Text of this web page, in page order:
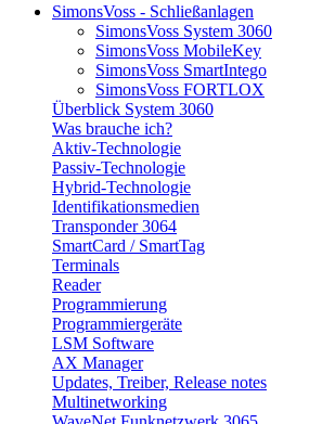
SimonsVoss - Schließanlagen
SimonsVoss System 3060
SimonsVoss MobileKey
SimonsVoss SmartIntego
SimonsVoss FORTLOX
Überblick System 3060
Was brauche ich?
Aktiv-Technologie
Passiv-Technologie
Hybrid-Technologie
Identifikationsmedien
Transponder 3064
SmartCard / SmartTag
Terminals
Reader
Programmierung
Programmiergeräte
LSM Software
AX Manager
Updates, Treiber, Release notes
Multinetworking